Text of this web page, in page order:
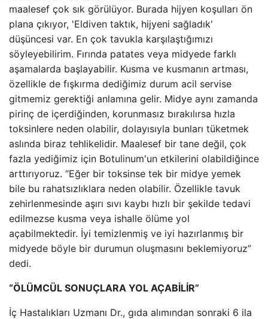
maalesef çok sık görülüyor. Burada hijyen koşulları ön
plana çıkıyor, 'Eldiven taktık, hijyeni sağladık'
düşüncesi var. En çok tavukla karşılaştığımızı
söyleyebilirim. Fırında patates veya midyede farklı
aşamalarda başlayabilir. Kusma ve kusmanın artması,
özellikle de fışkırma dediğimiz durum acil servise
gitmemiz gerektiği anlamına gelir. Midye aynı zamanda
pirinç de içerdiğinden, korunmasız bırakılırsa hızla
toksinlere neden olabilir, dolayısıyla bunları tüketmek
aslında biraz tehlikelidir. Maalesef bir tane değil, çok
fazla yediğimiz için Botulinum'un etkilerini olabildiğince
arttırıyoruz. “Eğer bir toksinse tek bir midye yemek
bile bu rahatsızlıklara neden olabilir. Özellikle tavuk
zehirlenmesinde aşırı sıvı kaybı hızlı bir şekilde tedavi
edilmezse kusma veya ishalle ölüme yol
açabilmektedir. İyi temizlenmiş ve iyi hazırlanmış bir
midyede böyle bir durumun oluşmasını beklemiyoruz”
dedi.
“ÖLÜMCÜL SONUÇLARA YOL AÇABİLİR”
İç Hastalıkları Uzmanı Dr., gıda alımından sonraki 6 ila